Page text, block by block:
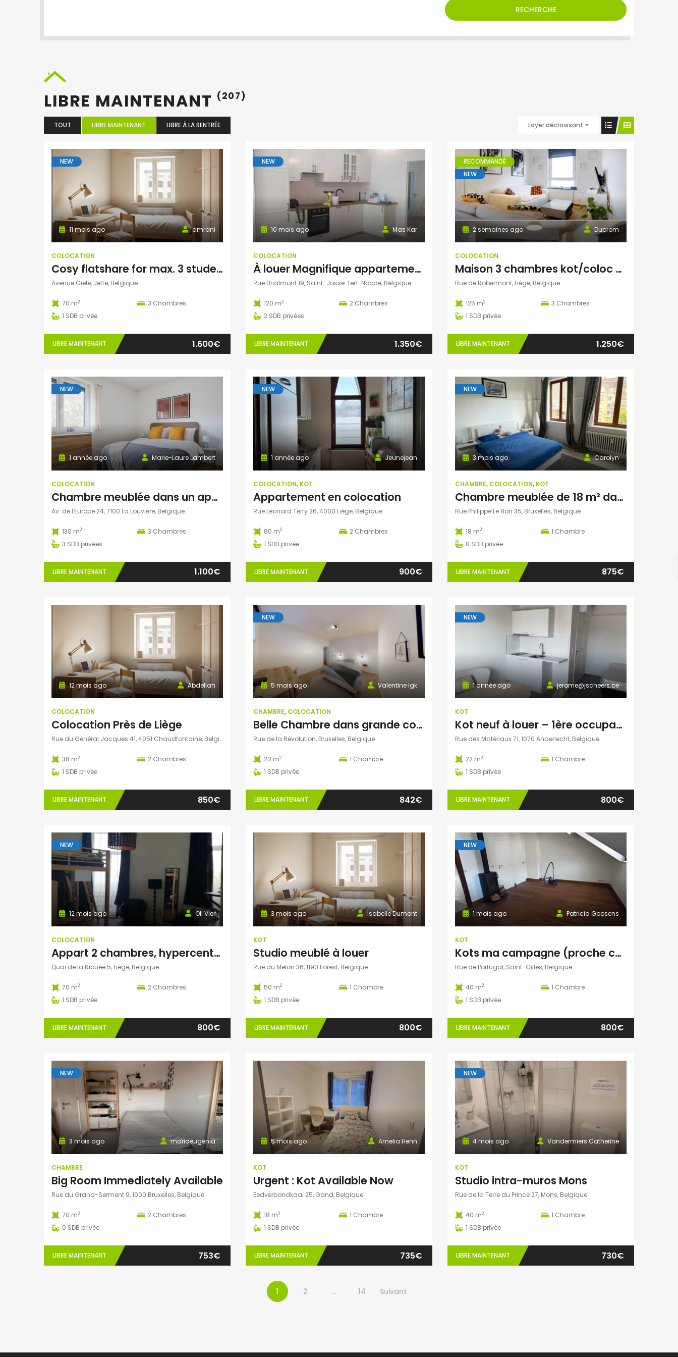
RECHERCHE
LIBRE MAINTENANT (207)
TOUT LIBRE MAINTENANT LIBRE À LA RENTRÉE Loyer décroissant
NEW
amrani
11 mois ago
COLOCATION
Cosy flatshare for max. 3 students/interns
Avenue Giele, Jette, Belgique
70 m2 3 Chambres
1 SDB privée
LIBRE MAINTENANT 1.600€
NEW
Mas Kar
10 mois ago
COLOCATION
À louer Magnifique appartement rénové de 120 m² à Saint-Josse – Idéal colocation etudiante – Première occupation
Rue Brialmont 19, Saint-Josse-ten-Noode, Belgique
120 m2 2 Chambres
2 SDB privées
LIBRE MAINTENANT 1.350€
RECOMMANDÉ
NEW
Duprom
2 semaines ago
COLOCATION
Maison 3 chambres kot/coloc avec terrasse et vue imprenable
Rue de Robermont, Liège, Belgique
125 m2 3 Chambres
1 SDB privée
LIBRE MAINTENANT 1.250€
NEW
Marie-Laure Lambert
1 année ago
COLOCATION
Chambre meublée dans un appartement lumineux de 130 m² à Louvière pour 1100€ tout compris
Av. de l'Europe 24, 7100 La Louvière, Belgique
130 m2 3 Chambres
3 SDB privées
LIBRE MAINTENANT 1.100€
NEW
Jeunejean
1 année ago
COLOCATION, KOT
Appartement en colocation
Rue Léonard Terry 26, 4000 Liège, Belgique
80 m2 2 Chambres
1 SDB privée
LIBRE MAINTENANT 900€
NEW
Carolyn
3 mois ago
CHAMBRE, COLOCATION, KOT
Chambre meublée de 18 m² dans le Quartier Européen
Rue Philippe Le Bon 35, Bruxelles, Belgique
18 m2 1 Chambre
0 SDB privée
LIBRE MAINTENANT 875€
Abdellah
12 mois ago
COLOCATION
Colocation Près de Liège
Rue du Général Jacques 41, 4051 Chaudfontaine, Belgique
38 m2 2 Chambres
1 SDB privée
LIBRE MAINTENANT 850€
NEW
Valentine Igk
5 mois ago
CHAMBRE, COLOCATION
Belle Chambre dans grande colocation (Maison de maitre)
Rue de la Révolution, Bruxelles, Belgique
20 m2 1 Chambre
1 SDB privée
LIBRE MAINTENANT 842€
NEW
jerome@jscheers.be
1 année ago
KOT
Kot neuf à louer – 1ère occupation – Anderlecht (1070)
Rue des Matériaux 71, 1070 Anderlecht, Belgique
22 m2 1 Chambre
1 SDB privée
LIBRE MAINTENANT 800€
NEW
Oli Vier
12 mois ago
COLOCATION
Appart 2 chambres, hypercentre Liège, balcon sur Meuse
Quai de la Ribuée 5, Liège, Belgique
70 m2 2 Chambres
1 SDB privée
LIBRE MAINTENANT 800€
Isabelle Dumont
3 mois ago
KOT
Studio meublé à louer
Rue du Melon 36, 1190 Forest, Belgique
50 m2 1 Chambre
1 SDB privée
LIBRE MAINTENANT 800€
NEW
Patricia Goosens
1 mois ago
KOT
Kots ma campagne (proche châtelain)
Rue de Portugal, Saint-Gilles, Belgique
40 m2 1 Chambre
1 SDB privée
LIBRE MAINTENANT 800€
NEW
mariaeugenia
3 mois ago
CHAMBRE
Big Room Immediately Available
Rue du Grand-Serment 9, 1000 Bruxelles, Belgique
70 m2 2 Chambres
0 SDB privée
LIBRE MAINTENANT 753€
Amelia Henn
5 mois ago
KOT
Urgent : Kot Available Now
Eedverbondkaai 25, Gand, Belgique
18 m2 1 Chambre
1 SDB privée
LIBRE MAINTENANT 735€
NEW
Vandermiers Catherine
4 mois ago
KOT
Studio intra-muros Mons
Rue de la Terre du Prince 27, Mons, Belgique
40 m2 1 Chambre
1 SDB privée
LIBRE MAINTENANT 730€
1 2 … 14 Suivant